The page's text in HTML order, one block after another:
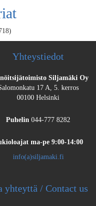
Yhteystiedot
Siljamäki Oy
17 A, 5. kerros
00100 Helsinki
Puhelin 044-777 8282
ma-pe 9:00-14:00
info(a)siljamaki.fi
yhteyttä / Contact us